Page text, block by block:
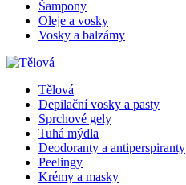
Šampony
Oleje a vosky
Vosky a balzámy
Tělová
Depilační vosky a pasty
Sprchové gely
Tuhá mýdla
Deodoranty a antiperspiranty
Peelingy
Krémy a masky